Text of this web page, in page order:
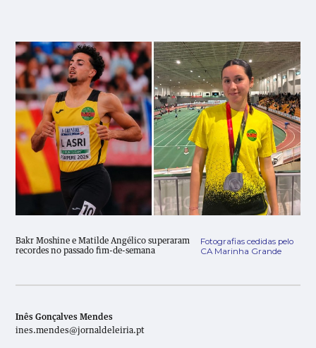
Bakr Moshine e Matilde Angélico superaram
recordes no passado fim-de-semana
Fotografias cedidas pelo
CA Marinha Grande
Inês Gonçalves Mendes
ines.mendes@jornaldeleiria.pt